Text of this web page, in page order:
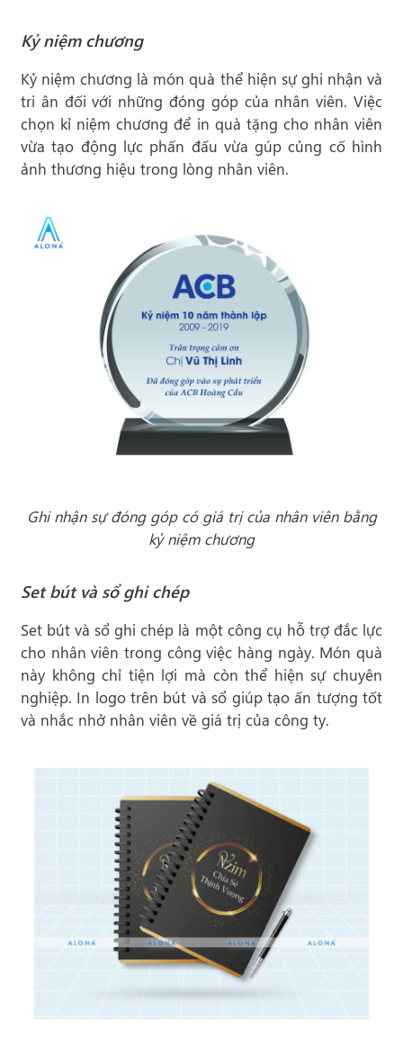
Kỷ niệm chương
Kỷ niệm chương là món quà thể hiện sự ghi nhận và
tri ân đối với những đóng góp của nhân viên. Việc
chọn kỉ niệm chương để in quà tặng cho nhân viên
vừa tạo động lực phấn đấu vừa gúp củng cố hình
ảnh thương hiệu trong lòng nhân viên.
Ghi nhận sự đóng góp có giá trị của nhân viên bằng
kỷ niệm chương
Set bút và sổ ghi chép
Set bút và sổ ghi chép là một công cụ hỗ trợ đắc lực
cho nhân viên trong công việc hàng ngày. Món quà
này không chỉ tiện lợi mà còn thể hiện sự chuyên
nghiệp. In logo trên bút và sổ giúp tạo ấn tượng tốt
và nhắc nhở nhân viên về giá trị của công ty.